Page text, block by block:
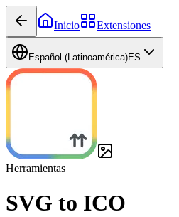
Inicio Extensiones
Español (Latinoamérica)ES
Herramientas
SVG to ICO